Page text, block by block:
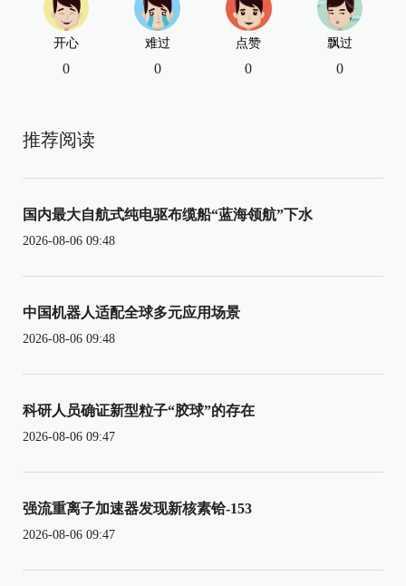
开心
0
难过
0
点赞
0
飘过
0
推荐阅读
国内最大自航式纯电驱布缆船“蓝海领航”下水
2026-08-06 09:48
中国机器人适配全球多元应用场景
2026-08-06 09:48
科研人员确证新型粒子“胶球”的存在
2026-08-06 09:47
强流重离子加速器发现新核素铪-153
2026-08-06 09:47